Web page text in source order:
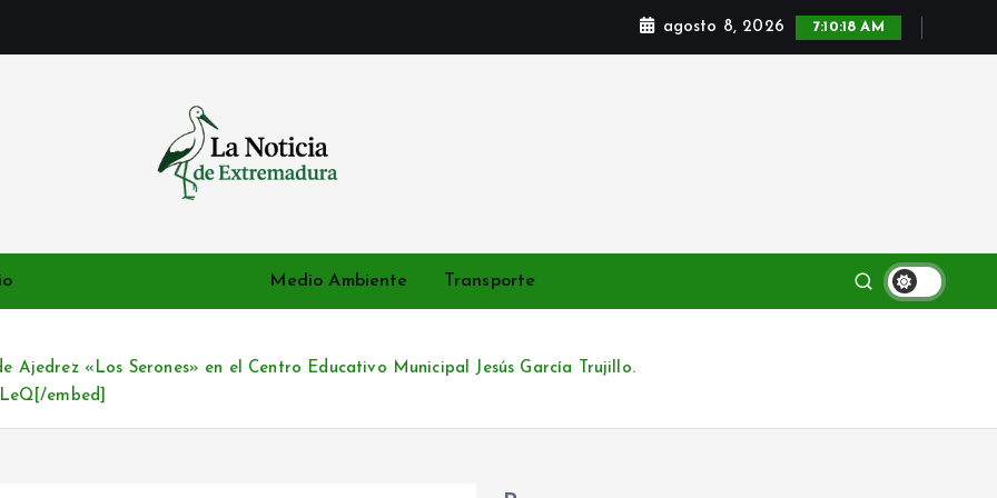
agosto 8, 2026 7:10:20 AM
Medio Ambiente Transporte
Ajedrez «Los Serones» en el Centro Educativo Municipal Jesús García Trujillo.
embed]